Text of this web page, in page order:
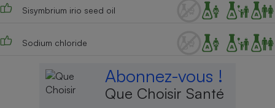
Sisymbrium irio seed oil
Sodium chloride
Abonnez-vous !
Que Choisir Santé